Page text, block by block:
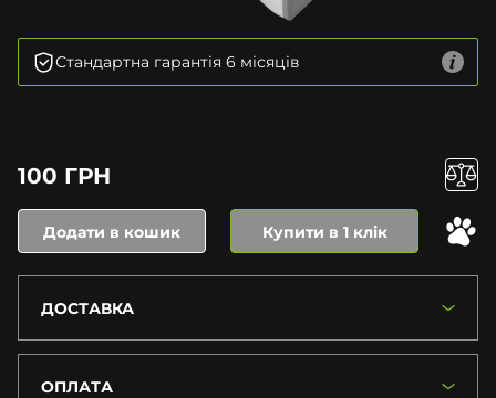
Стандартна гарантія 6 місяців
100 ГРН
Додати в кошик Купити в 1 клік
ДОСТАВКА
ОПЛАТА